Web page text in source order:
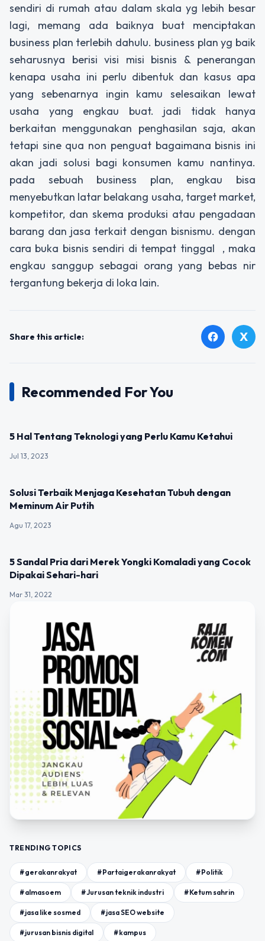
sendiri di rumah atau dalam skala yg lebih besar
lagi, memang ada baiknya buat menciptakan
business plan terlebih dahulu. business plan yg baik
seharusnya berisi visi misi bisnis & penerangan
kenapa usaha ini perlu dibentuk dan kasus apa
yang sebenarnya ingin kamu selesaikan lewat
usaha yang engkau buat. jadi tidak hanya
berkaitan menggunakan penghasilan saja, akan
tetapi sine qua non penguat bagaimana bisnis ini
akan jadi solusi bagi konsumen kamu nantinya.
pada sebuah business plan, engkau bisa
menyebutkan latar belakang usaha, target market,
kompetitor, dan skema produksi atau pengadaan
barang dan jasa terkait dengan bisnismu. dengan
cara buka bisnis sendiri di tempat tinggal , maka
engkau sanggup sebagai orang yang bebas nir
tergantung bekerja di loka lain.
Share this article: facebook X
Recommended For You
5 Hal Tentang Teknologi yang Perlu Kamu Ketahui
Jul 13, 2023
Solusi Terbaik Menjaga Kesehatan Tubuh dengan
Meminum Air Putih
Agu 17, 2023
5 Sandal Pria dari Merek Yongki Komaladi yang Cocok
Dipakai Sehari-hari
Mar 31, 2022
TRENDING TOPICS
#gerakanrakyat #Partaigerakanrakyat #Politik
#almasoem #Jurusan teknik industri #Ketum sahrin
#jasa like sosmed #jasa SEO website
#jurusan bisnis digital #kampus